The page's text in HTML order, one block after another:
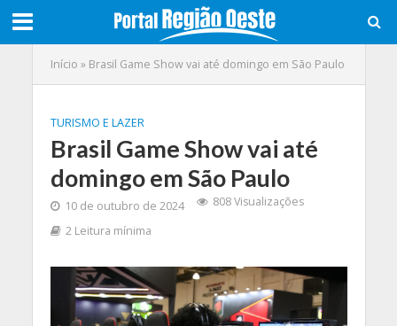
Início » Brasil Game Show vai até domingo em São Paulo
TURISMO E LAZER
Brasil Game Show vai até
domingo em São Paulo
10 de outubro de 2024
808 Visualizações
2 Leitura mínima